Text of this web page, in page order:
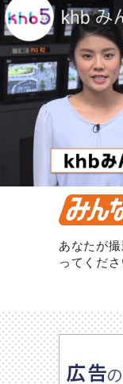
あなたが
ってくださ